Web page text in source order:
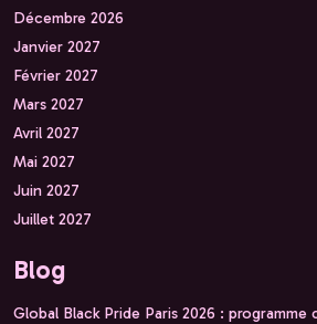
Décembre 2026
Janvier 2027
Février 2027
Mars 2027
Avril 2027
Mai 2027
Juin 2027
Juillet 2027
Blog
Global Black Pride Paris 2026 :